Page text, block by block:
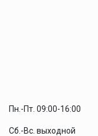
Пн.-Пт. 09:00-16:00
Сб.-Вс. выходной